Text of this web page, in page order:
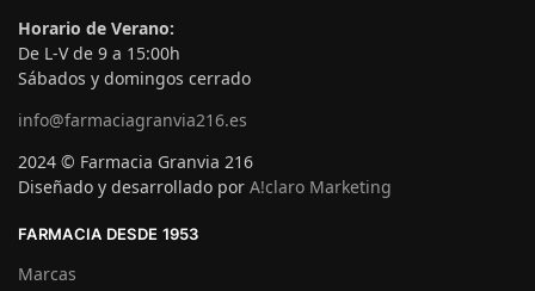
Horario de Verano:
De L-V de 9 a 15:00h
Sábados y domingos cerrado
info@farmaciagranvia216.es
2024 © Farmacia Granvia 216
Diseñado y desarrollado por A!claro Marketing
FARMACIA DESDE 1953
Marcas